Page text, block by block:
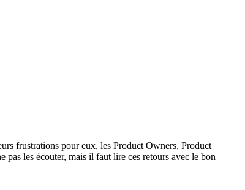
frustrations pour eux, les Product Owners, Product
pas les écouter, mais il faut lire ces retours avec le bon